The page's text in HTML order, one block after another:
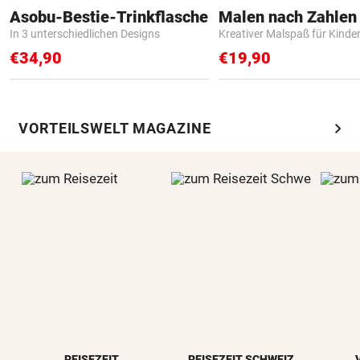
Asobu-Bestie-Trinkflasche
In 3 unterschiedlichen Designs
€34,90
Kreativer Malspaß für Kinder
€19,90
VORTEILSWELT MAGAZINE chevron_right